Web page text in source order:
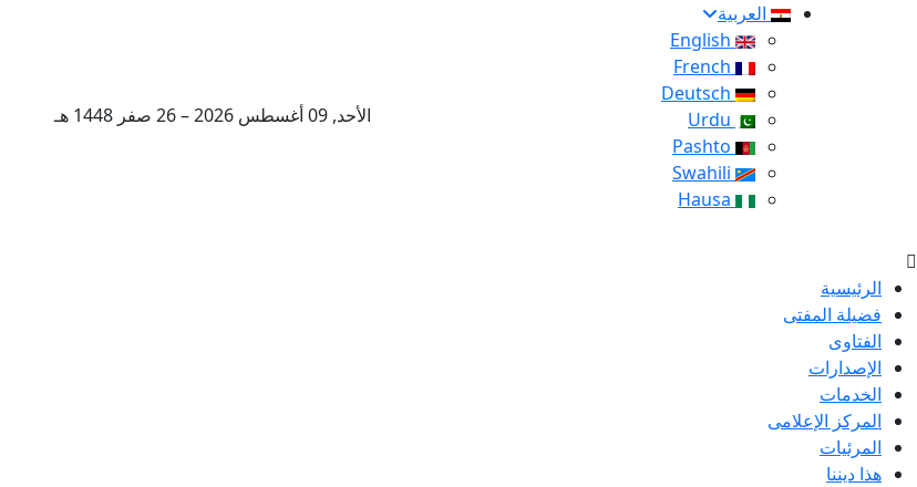
العربية
الأحد, 09 أغسطس 2026 – 26 صفر 1448 هـ
الرئيسية
فضيلة المفتى
الفتاوى
الإصدارات
الخدمات
المركز الإعلامى
المرئيات
هذا ديننا